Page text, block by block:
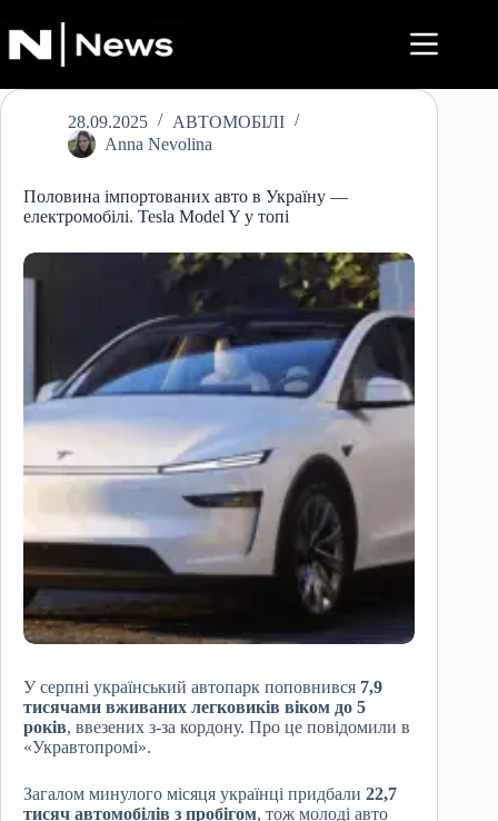
до
вмісту
28.09.2025
АВТОМОБІЛІ
Anna Nevolina
Половина імпортованих авто в Україну —
електромобілі. Tesla Model Y у топі
У серпні український автопарк поповнився 7,9
тисячами вживаних легковиків віком до 5
років, ввезених з-за кордону. Про це повідомили в
«Укравтопромі».
Загалом минулого місяця українці придбали 22,7
тисяч автомобілів з пробігом, тож молоді авто